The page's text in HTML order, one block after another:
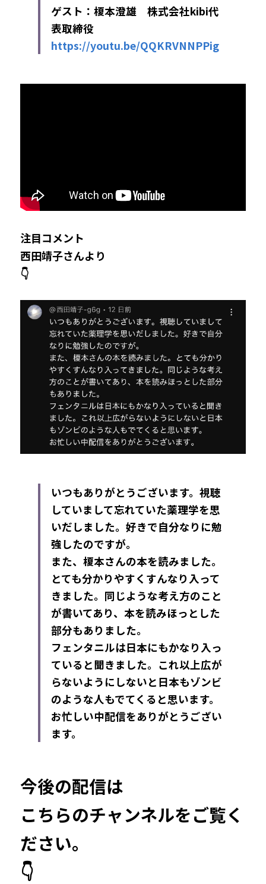
ゲスト：榎本澄雄 株式会社kibi代
表取締役
https://youtu.be/QQKRVNNPPig
注目コメント
西田靖子さんより
👇
いつもありがとうございます。視聴
していまして忘れていた薬理学を思
いだしました。好きで自分なりに勉
強したのですが。
また、榎本さんの本を読みました。
とても分かりやすくすんなり入って
きました。同じような考え方のこと
が書いてあり、本を読みほっとした
部分もありました。
フェンタニルは日本にもかなり入っ
ていると聞きました。これ以上広が
らないようにしないと日本もゾンビ
のような人もでてくると思います。
お忙しい中配信をありがとうござい
ます。
今後の配信は
こちらのチャンネルをご覧く
ださい。
👇